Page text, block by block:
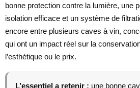
bonne protection contre la lumière, une
isolation efficace et un système de
encore entre plusieurs caves à vin,
qui ont un impact réel sur la
l’esthétique ou le prix.
L’essentiel a retenir : une bonne